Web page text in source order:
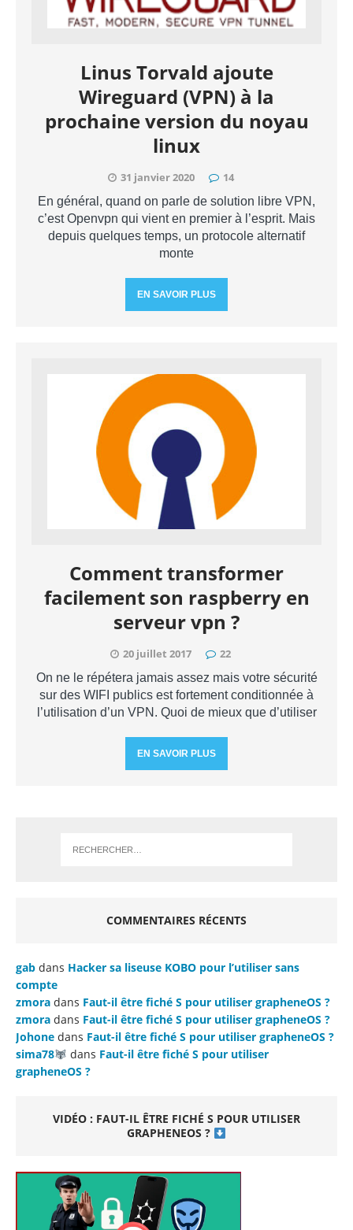
Linus Torvald ajoute
Wireguard (VPN) à la
prochaine version du noyau
linux
31 janvier 2020 14
En général, quand on parle de solution libre VPN,
c’est Openvpn qui vient en premier à l’esprit. Mais
depuis quelques temps, un protocole alternatif
monte
EN SAVOIR PLUS
Comment transformer
facilement son raspberry en
serveur vpn ?
20 juillet 2017 22
On ne le répétera jamais assez mais votre sécurité
sur des WIFI publics est fortement conditionnée à
l’utilisation d’un VPN. Quoi de mieux que d’utiliser
EN SAVOIR PLUS
COMMENTAIRES RÉCENTS
gab dans Hacker sa liseuse KOBO pour l’utiliser sans
compte
zmora dans Faut-il être fiché S pour utiliser grapheneOS ?
zmora dans Faut-il être fiché S pour utiliser grapheneOS ?
Johone dans Faut-il être fiché S pour utiliser grapheneOS ?
sima78
dans Faut-il être fiché S pour utiliser
grapheneOS ?
VIDÉO : FAUT-IL ÊTRE FICHÉ S POUR UTILISER
GRAPHENEOS ?